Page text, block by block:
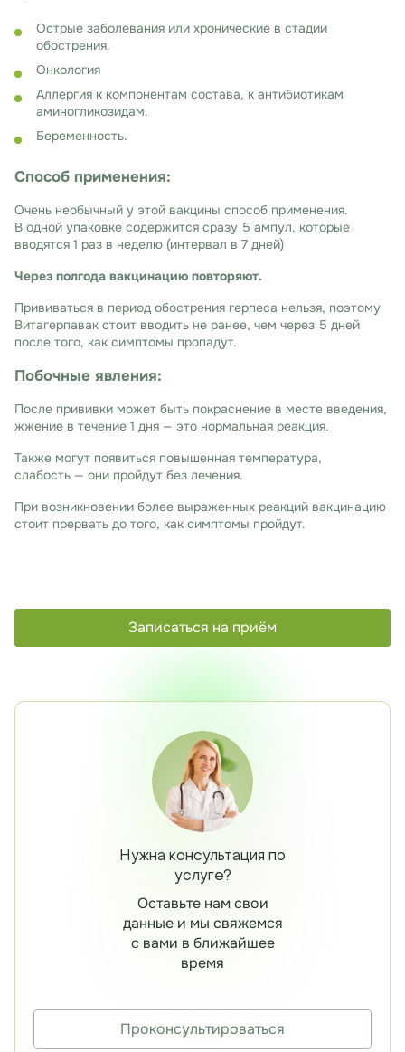
Острые заболевания или хронические в стадии
обострения.
Онкология
Аллергия к компонентам состава, к антибиотикам
аминогликозидам.
Беременность.
Способ применения:
Очень необычный у этой вакцины способ применения.
В одной упаковке содержится сразу 5 ампул, которые
вводятся 1 раз в неделю (интервал в 7 дней)
Через полгода вакцинацию повторяют.
Прививаться в период обострения герпеса нельзя, поэтому
Витагерпавак стоит вводить не ранее, чем через 5 дней
после того, как симптомы пропадут.
Побочные явления:
После прививки может быть покраснение в месте введения,
жжение в течение 1 дня — это нормальная реакция.
Также могут появиться повышенная температура,
слабость — они пройдут без лечения.
При возникновении более выраженных реакций вакцинацию
стоит прервать до того, как симптомы пройдут.
Записаться на приём
Нужна консультация по
услуге?
Оставьте нам свои
данные и мы свяжемся
с вами в ближайшее
время
Проконсультироваться